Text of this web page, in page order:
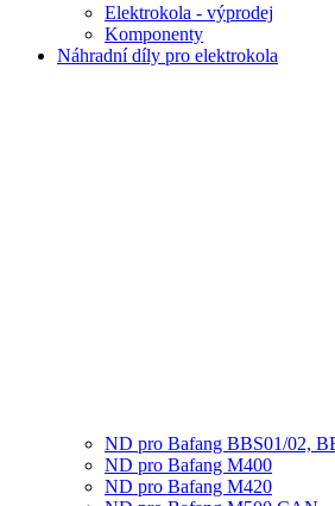
Elektrokola - výprodej
Komponenty
Náhradní díly pro elektrokola
ND pro Bafang BBS01/02,
ND pro Bafang M400
ND pro Bafang M420